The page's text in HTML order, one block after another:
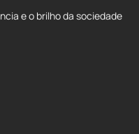
e o brilho da sociedade